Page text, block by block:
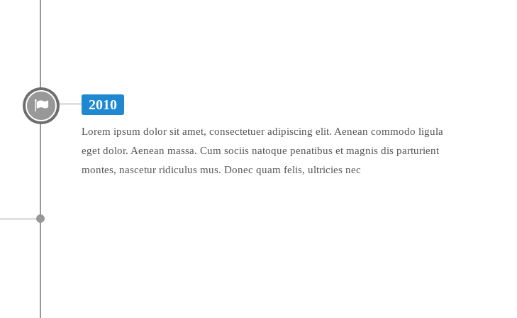
2010
Lorem ipsum dolor sit amet, consectetuer adipiscing elit. Aenean commodo ligula
eget dolor. Aenean massa. Cum sociis natoque penatibus et magnis dis parturient
montes, nascetur ridiculus mus. Donec quam felis, ultricies nec